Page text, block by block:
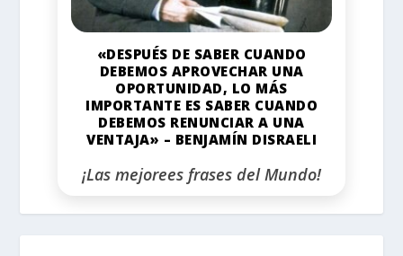
«DESPUÉS DE SABER CUANDO
DEBEMOS APROVECHAR UNA
OPORTUNIDAD, LO MÁS
IMPORTANTE ES SABER CUANDO
DEBEMOS RENUNCIAR A UNA
VENTAJA» – BENJAMÍN DISRAELI
¡Las mejorees frases del Mundo!